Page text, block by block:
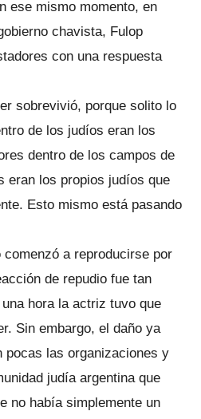
ese mismo momento, en
chavista, Fulop
con una respuesta
sobrevivió, porque solito lo
de los judíos eran los
dentro de los campos de
eran los propios judíos que
Esto mismo está pasando
a reproducirse por
de repudio fue tan
hora la actriz tuvo que
Sin embargo, el daño ya
pocas las organizaciones y
judía argentina que
no había simplemente un